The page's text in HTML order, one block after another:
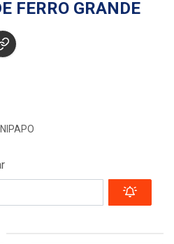
FERRO GRANDE